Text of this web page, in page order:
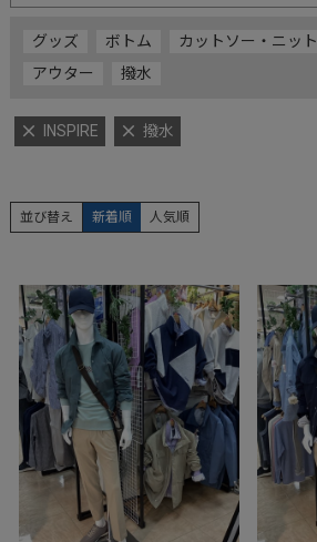
グッズ ボトム カットソー・ニット
アウター
撥水
INSPIRE 撥水
並び替え 新着順 人気順